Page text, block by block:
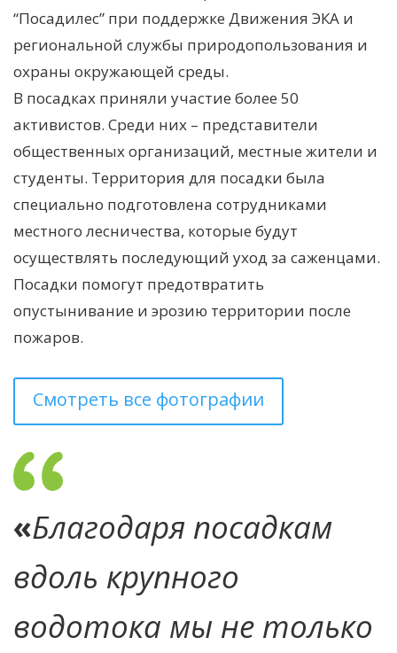
“Посадилес” при поддержке Движения ЭКА и
региональной службы природопользования и
охраны окружающей среды.
В посадках приняли участие более 50
активистов. Среди них – представители
общественных организаций, местные жители и
студенты. Территория для посадки была
специально подготовлена сотрудниками
местного лесничества, которые будут
осуществлять последующий уход за саженцами.
Посадки помогут предотвратить
опустынивание и эрозию территории после
пожаров.
Смотреть все фотографии
«Благодаря посадкам
вдоль крупного
водотока мы не только